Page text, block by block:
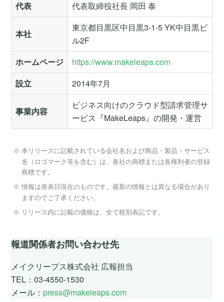
代表 代表取締役社長 岡田 泰
本社
東京都目黒区中目黒3-1-5 YK中目黒ビ
ル2F
ホームページ
https://www.makeleaps.com
設立
2014年7月
事業内容
ビジネス向けのクラウド型請求管理サ
ービス『MakeLeaps』の開発・運営
本リリースに記載されている会社名および商品・製品・サービス
名（ロゴマーク等を含む）は、各社の商標または各権利者の登録
商標です。
情報は発表日現在のものです。最新の情報とは異なる場合があり
ますのでご了承ください。
リリース内に記載の価格は、全て税別表記です。
報道関係者お問い合わせ先
メイクリープス株式会社 広報担当
TEL：03-4550-1530
メール： press@makeleaps.com